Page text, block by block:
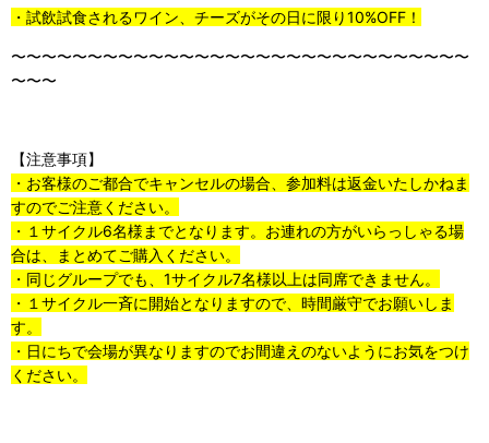
・試飲試食されるワイン、チーズがその日に限り10%OFF ！
〜〜〜〜〜〜〜〜〜〜〜〜〜〜〜〜〜〜〜〜〜〜〜〜〜〜〜〜〜〜
〜〜〜
【注意事項】
・お客様のご都合でキャンセルの場合、参加料は返金いたしかねま
すのでご注意ください。
・１サイクル6名様までとなります。お連れの方がいらっしゃる場
合は、まとめてご購入ください。
・同じグループでも、 1サイクル7名様以上は同席できません。
・１サイクル一斉に開始となりますので、時間厳守でお願いしま
す。
・日にちで会場が異なりますのでお間違えのないようにお気をつけ
ください。